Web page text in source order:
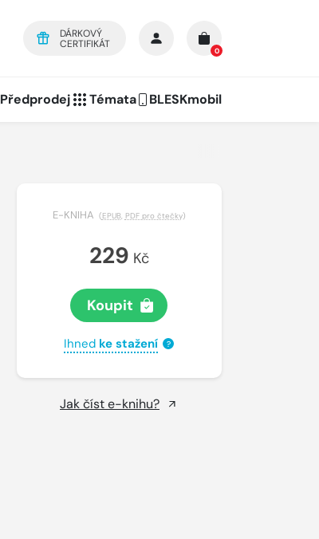
DÁRKOVÝ
CERTIFIKÁT
0
Předprodej Témata BLESKmobil
E-KNIHA (EPUB, PDF pro čtečky)
229 Kč
Koupit
Ihned ke stažení ?
Jak číst e-knihu?